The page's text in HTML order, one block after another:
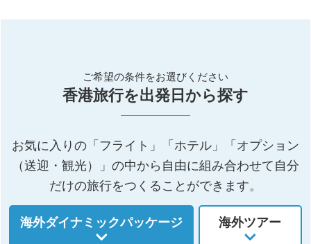
ご希望の条件をお選びください
香港旅行を出発日から探す
お気に入りの「フライト」「ホテル」「オプション
（送迎・観光）」の中から自由に組み合わせて自分
だけの旅行をつくることができます。
海外ダイナミックパッケージ 海外ツアー